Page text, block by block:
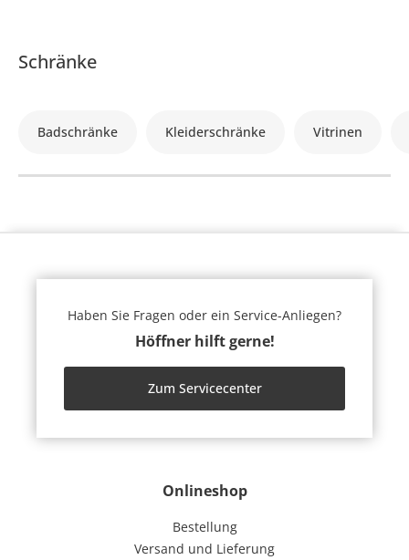
Schränke
Badschränke Kleiderschränke Vitrinen
Onlineshop
Bestellung
Versand und Lieferung
Haben Sie Fragen oder ein Service-Anliegen?
Höffner hilft gerne!
Zum Servicecenter